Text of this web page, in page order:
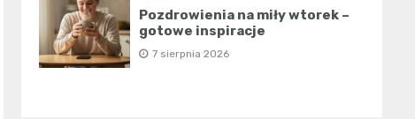
Pozdrowienia na miły wtorek –
gotowe inspiracje
7 sierpnia 2026